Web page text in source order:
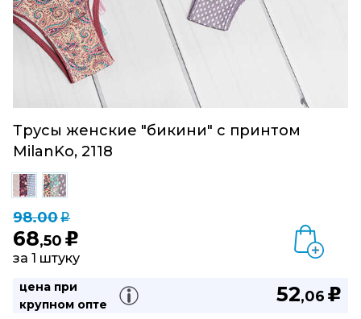
Трусы женские "бикини" с принтом
MilanKo, 2118
98.00q
68,50 u
за 1 штуку
цена при
крупном опте
52,06 u